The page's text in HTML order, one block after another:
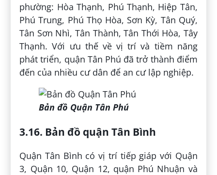
phường: Hòa Thạnh, Phú Thạnh, Hiệp Tân,
Phú Trung, Phú Thọ Hòa, Sơn Kỳ, Tân Quý,
Tân Sơn Nhì, Tân Thành, Tân Thới Hòa, Tây
Thạnh. Với ưu thế về vị trí và tiềm năng
phát triển, quận Tân Phú đã trở thành điểm
đến của nhiều cư dân để an cư lập nghiệp.
Bản đồ Quận Tân Phú
3.16. Bản đồ quận Tân Bình
Quận Tân Bình có vị trí tiếp giáp với Quận
3, Quận 10, Quận 12, quận Phú Nhuận và